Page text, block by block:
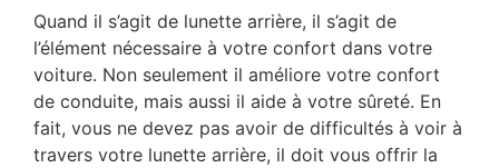
Quand il s’agit de lunette arrière, il s’agit de
l’élément nécessaire à votre confort dans votre
voiture. Non seulement il améliore votre confort
de conduite, mais aussi il aide à votre sûreté. En
fait, vous ne devez pas avoir de difficultés à voir à
travers votre lunette arrière, il doit vous offrir la